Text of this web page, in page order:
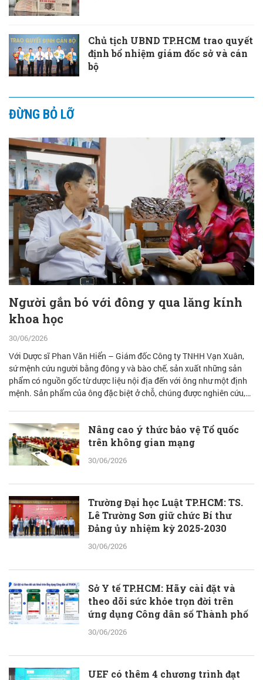
Chủ tịch UBND TP.HCM trao quyết
định bổ nhiệm giám đốc sở và cán
bộ
ĐỪNG BỎ LỠ
Người gắn bó với đông y qua lăng kính
khoa học
30/06/2026
Với Dược sĩ Phan Văn Hiển – Giám đốc Công ty TNHH Vạn Xuân,
sứ mệnh cứu người bằng đông y và bào chế, sản xuất những sản
phẩm có nguồn gốc từ dược liệu nội địa đến với ông như một định
mệnh. Sản phẩm của ông đặc biệt ở chỗ, chúng được nghiên cứu,
Nâng cao ý thức bảo vệ Tổ quốc
trên không gian mạng
30/06/2026
Trường Đại học Luật TP.HCM: TS.
Lê Trường Sơn giữ chức Bí thư
Đảng ủy nhiệm kỳ 2025-2030
30/06/2026
Sở Y tế TP.HCM: Hãy cài đặt và
theo dõi sức khỏe trọn đời trên
ứng dụng Công dân số Thành phố
30/06/2026
UEF có thêm 4 chương trình đạt